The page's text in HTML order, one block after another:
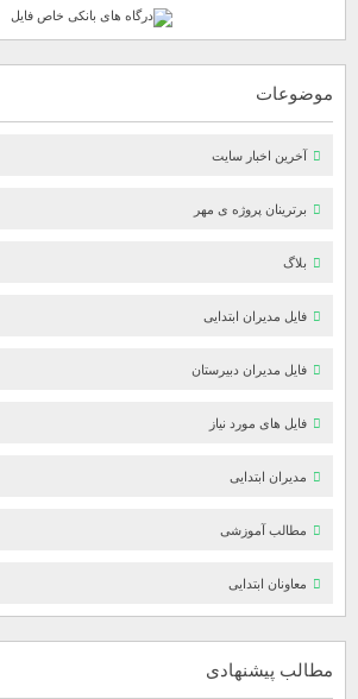
موضوعات
آخرین اخبار سایت
برترینان پروژه ی مهر
بلاگ
فایل مدیران ابتدایی
فایل مدیران دبیرستان
فایل های مورد نیاز
مدیران ابتدایی
مطالب آموزشی
معاونان ابتدایی
مطالب پیشنهادی